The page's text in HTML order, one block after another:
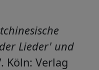
Lieder' und
. Köln: Verlag